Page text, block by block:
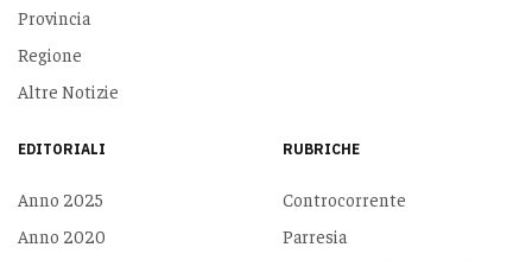
Provincia
Regione
Altre Notizie
EDITORIALI
Anno 2025
Anno 2020
RUBRICHE
Controcorrente
Parresia